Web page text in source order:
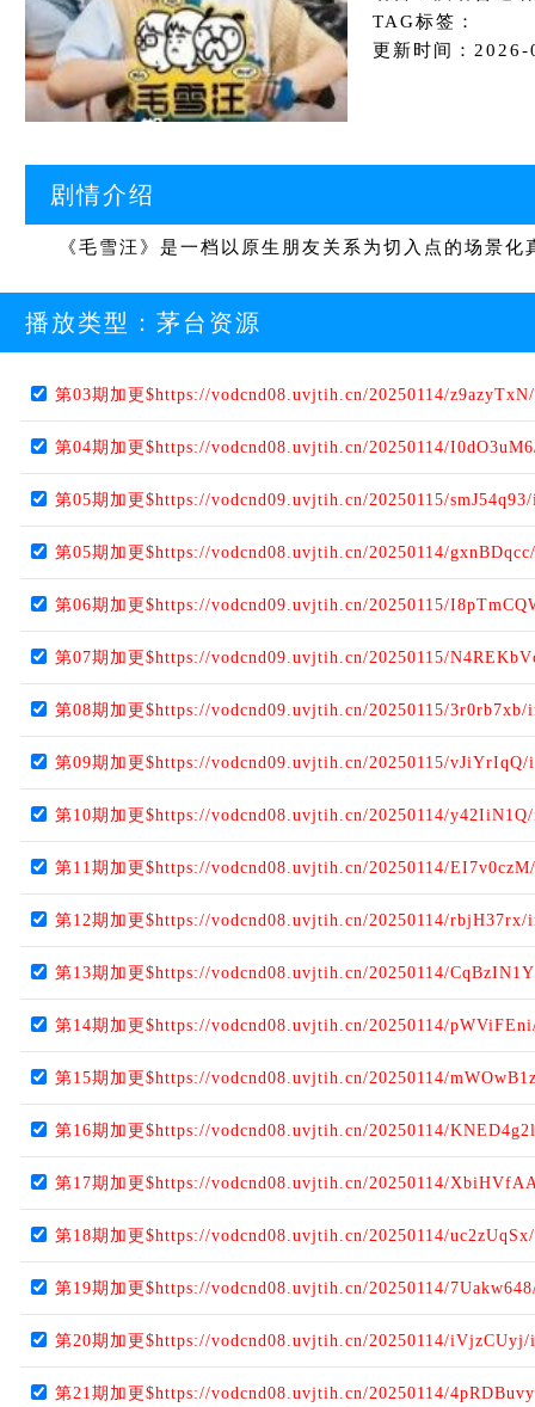
TAG标签：
更新时间：
剧情介绍
《毛雪汪》是一档以原生朋友关系为切入点的场景化
播放类型： 茅台资源
第03期加更$https://vodcnd08.uvjtih.cn/20250114/
第04期加更$https://vodcnd08.uvjtih.cn/20250114/
第05期加更$https://vodcnd09.uvjtih.cn/20250115/
第05期加更$https://vodcnd08.uvjtih.cn/20250114/
第06期加更$https://vodcnd09.uvjtih.cn/20250115/
第07期加更$https://vodcnd09.uvjtih.cn/20250115/
第08期加更$https://vodcnd09.uvjtih.cn/20250115/3r0rb7xb/
第09期加更$https://vodcnd09.uvjtih.cn/20250115/vJiYrIqQ/
第10期加更$https://vodcnd08.uvjtih.cn/20250114/
第11期加更$https://vodcnd08.uvjtih.cn/20250114/
第12期加更$https://vodcnd08.uvjtih.cn/20250114/rbjH37rx/
第13期加更$https://vodcnd08.uvjtih.cn/20250114/
第14期加更$https://vodcnd08.uvjtih.cn/20250114/
第15期加更$https://vodcnd08.uvjtih.cn/20250114/
第16期加更$https://vodcnd08.uvjtih.cn/20250114/
第17期加更$https://vodcnd08.uvjtih.cn/20250114/
第18期加更$https://vodcnd08.uvjtih.cn/20250114/
第19期加更$https://vodcnd08.uvjtih.cn/20250114/
第20期加更$https://vodcnd08.uvjtih.cn/20250114/iVjzCUyj/
第21期加更$https://vodcnd08.uvjtih.cn/20250114/